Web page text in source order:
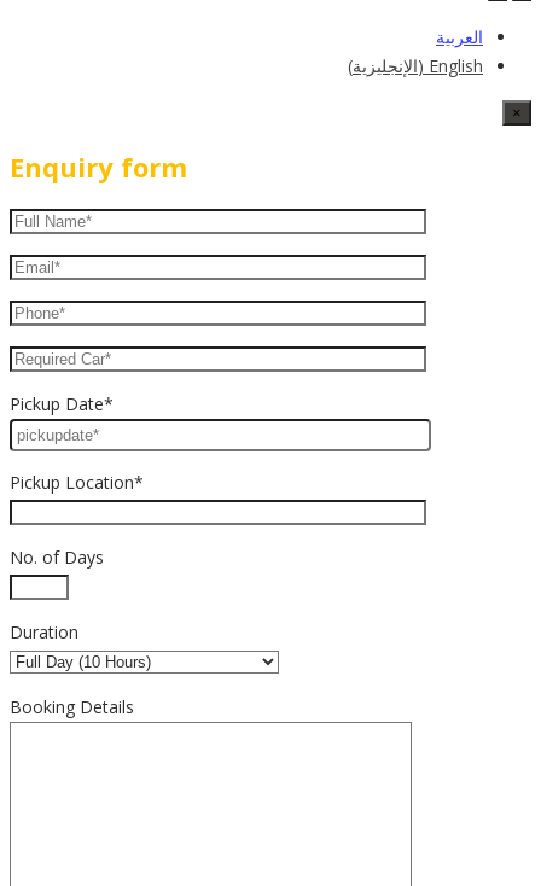
العربية
English
(الإنجليزية)
×
Enquiry form
Pickup Date*
Pickup Location*
No. of Days
Duration
Booking Details